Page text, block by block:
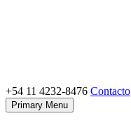
Motoshop Ezeiza
Motos y Accesorios
+54 11 4232-8476 Contacto
Primary Menu